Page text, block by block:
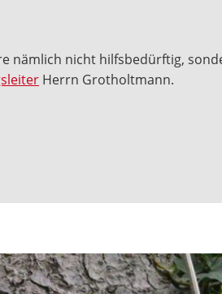
nämlich nicht hilfsbedürftig,
Herrn Grotholtmann.